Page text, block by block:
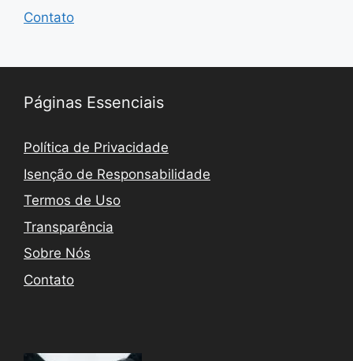
Contato
Páginas Essenciais
Política de Privacidade
Isenção de Responsabilidade
Termos de Uso
Transparência
Sobre Nós
Contato